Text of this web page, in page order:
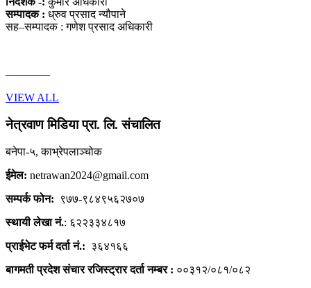
सम्पादक : ध्रुव प्रसाद न्यौपाने
सह–सम्पादक : गणेश प्रसाद अधिकारी
————
VIEW ALL
नेत्रवाण मिडिया प्रा. लि. संचालित
बनेपा-५, काभ्रेपलाञ्चोक
ईमेल: netrawan2024@gmail.com
सम्पर्क फोन:
९७७-९८४९५६२७०७
स्थायी लेखा नं.: ६२२३३४८१७
प्राईभेट फर्म दर्ता नं.: ३६४१६६
बागमती प्रदेश संचार रजिस्ट्रार दर्ता नम्बर : ००३१२/०८१/०८२